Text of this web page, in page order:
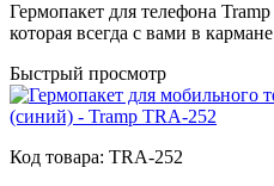
Гермопакет для телефона
которая всегда с вами в
Быстрый просмотр
Код товара: TRA-252